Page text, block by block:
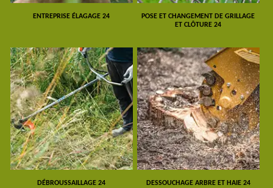
ENTREPRISE ÉLAGAGE 24
POSE ET CHANGEMENT DE GRILLAGE
ET CLÔTURE 24
DÉBROUSSAILLAGE 24 DESSOUCHAGE ARBRE ET HAIE 24